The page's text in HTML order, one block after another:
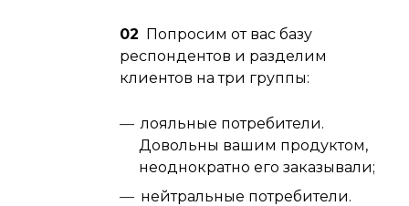
02 Попросим от вас базу
респондентов и разделим
клиентов на три группы:
лояльные потребители.
Довольны вашим продуктом,
неоднократно его заказывали;
нейтральные потребители.